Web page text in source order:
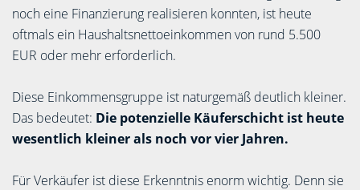
noch eine Finanzierung realisieren konnten, ist heute
oftmals ein Haushaltsnettoeinkommen von rund 5.500
EUR oder mehr erforderlich.
Diese Einkommensgruppe ist naturgemäß deutlich kleiner.
Das bedeutet: Die potenzielle Käuferschicht ist heute
wesentlich kleiner als noch vor vier Jahren.
Für Verkäufer ist diese Erkenntnis enorm wichtig. Denn sie